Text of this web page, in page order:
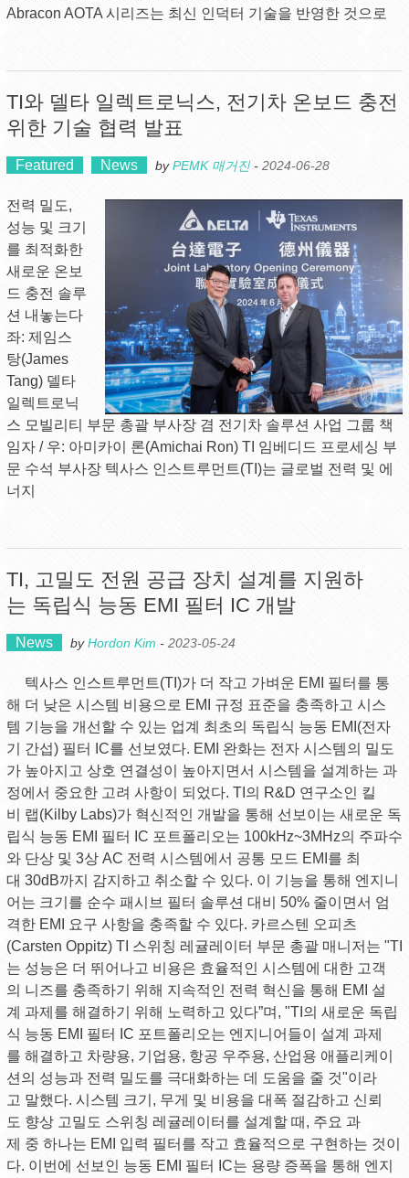
Abracon AOTA 시리즈는 최신 인덕터 기술을 반영한 것으로
TI와 델타 일렉트로닉스, 전기차 온보드 충전
위한 기술 협력 발표
Featured News byPEMK 매거진- 2024-06-28
전력 밀도,
성능 및 크기
를 최적화한
새로운 온보
드 충전 솔루
션 내놓는다
좌: 제임스
탕(James
Tang) 델타
일렉트로닉
스 모빌리티 부문 총괄 부사장 겸 전기차 솔루션 사업 그룹 책
임자 / 우: 아미카이 론(Amichai Ron) TI 임베디드 프로세싱 부
문 수석 부사장 텍사스 인스트루먼트(TI)는 글로벌 전력 및 에
너지
TI, 고밀도 전원 공급 장치 설계를 지원하
는 독립식 능동 EMI 필터 IC 개발
News byHordon Kim - 2023-05-24
텍사스 인스트루먼트(TI)가 더 작고 가벼운 EMI 필터를 통
해 더 낮은 시스템 비용으로 EMI 규정 표준을 충족하고 시스
템 기능을 개선할 수 있는 업계 최초의 독립식 능동 EMI(전자
기 간섭) 필터 IC를 선보였다. EMI 완화는 전자 시스템의 밀도
가 높아지고 상호 연결성이 높아지면서 시스템을 설계하는 과
정에서 중요한 고려 사항이 되었다. TI의 R&D 연구소인 킬
비 랩(Kilby Labs)가 혁신적인 개발을 통해 선보이는 새로운 독
립식 능동 EMI 필터 IC 포트폴리오는 100kHz~3MHz의 주파수
와 단상 및 3상 AC 전력 시스템에서 공통 모드 EMI를 최
대 30dB까지 감지하고 취소할 수 있다. 이 기능을 통해 엔지니
어는 크기를 순수 패시브 필터 솔루션 대비 50% 줄이면서 엄
격한 EMI 요구 사항을 충족할 수 있다. 카르스텐 오피츠
(Carsten Oppitz) TI 스위칭 레귤레이터 부문 총괄 매니저는 "TI
는 성능은 더 뛰어나고 비용은 효율적인 시스템에 대한 고객
의 니즈를 충족하기 위해 지속적인 전력 혁신을 통해 EMI 설
계 과제를 해결하기 위해 노력하고 있다”며, "TI의 새로운 독립
식 능동 EMI 필터 IC 포트폴리오는 엔지니어들이 설계 과제
를 해결하고 차량용, 기업용, 항공 우주용, 산업용 애플리케이
션의 성능과 전력 밀도를 극대화하는 데 도움을 줄 것"이라
고 말했다. 시스템 크기, 무게 및 비용을 대폭 절감하고 신뢰
도 향상 고밀도 스위칭 레귤레이터를 설계할 때, 주요 과
제 중 하나는 EMI 입력 필터를 작고 효율적으로 구현하는 것이
다. 이번에 선보인 능동 EMI 필터 IC는 용량 증폭을 통해 엔지